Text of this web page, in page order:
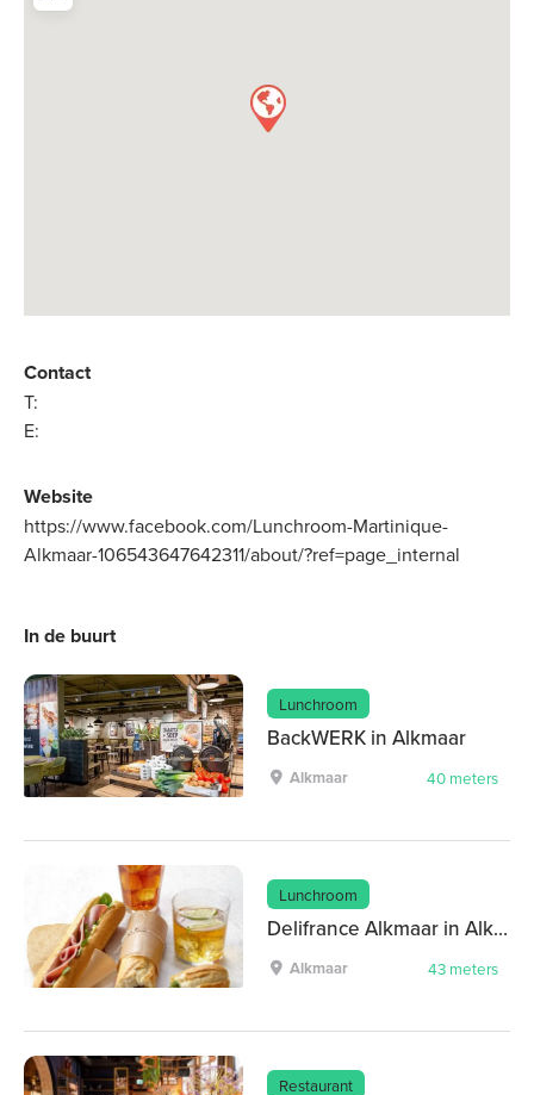
Contact
T:
E:
Website
https://www.facebook.com/Lunchroom-Martinique-
Alkmaar-106543647642311/about/?ref=page_internal
In de buurt
Lunchroom
BackWERK in Alkmaar
Alkmaar 40 meters
Lunchroom
Delifrance Alkmaar in Alkmaar
Alkmaar 43 meters
Restaurant